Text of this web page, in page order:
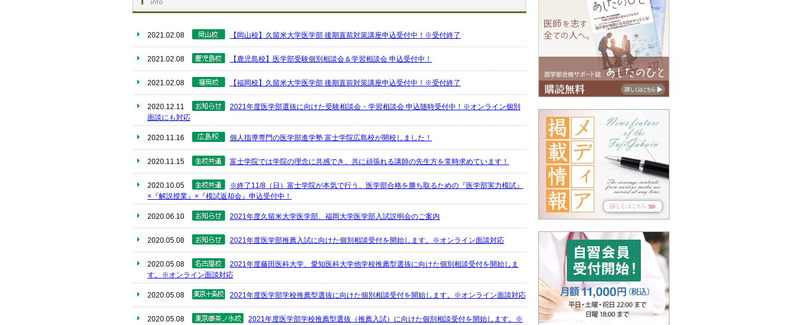
2021.02.08 【岡山校】久留米大学医学部 後期直前対策講座申込受付中！※受付終了
2021.02.08 【鹿児島校】医学部受験個別相談会＆学習相談会 申込受付中！
2021.02.08 【福岡校】久留米大学医学部 後期直前対策講座申込受付中！※受付終了
2020.12.11
2021年度医学部選抜に向けた受験相談会・学習相談会 申込随時受付中！※オンライン個別
面談にも対応
2020.11.16 個人指導専門の医学部進学塾 富士学院広島校が開校しました！
2020.11.15 富士学院では学院の理念に共感でき、共に頑張れる講師の先生方を常時求めています！
2020.10.05
※終了11/8（日）富士学院が本気で行う、医学部合格を勝ち取るための『医学部実力模試』
×『解説授業』×『模試返却会』申込受付中！
2020.06.10 2021年度久留米大学医学部、福岡大学医学部入試説明会のご案内
2020.05.08 2021年度医学部推薦入試に向けた個別相談受付を開始します。※オンライン面談対応
2020.05.08
2021年度藤田医科大学、愛知医科大学他学校推薦型選抜に向けた個別相談受付を開始しま
す。※オンライン面談対応
2020.05.08 2021年度医学部学校推薦型選抜に向けた個別相談受付を開始します。※オンライン面談対応
2020.05.08
2021年度医学部学校推薦型選抜（推薦入試）に向けた個別相談受付を開始します。※